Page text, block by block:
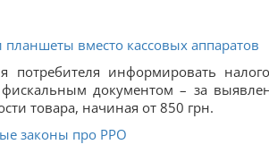
вместо кассовых аппаратов
потребителя информировать
документом – за
товара, начиная от 850 грн.
законы про РРО